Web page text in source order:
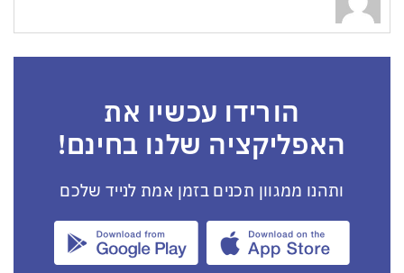
הורידו עכשיו את
האפליקציה שלנו בחינם!
ותהנו ממגוון תכנים בזמן אמת לנייד שלכם